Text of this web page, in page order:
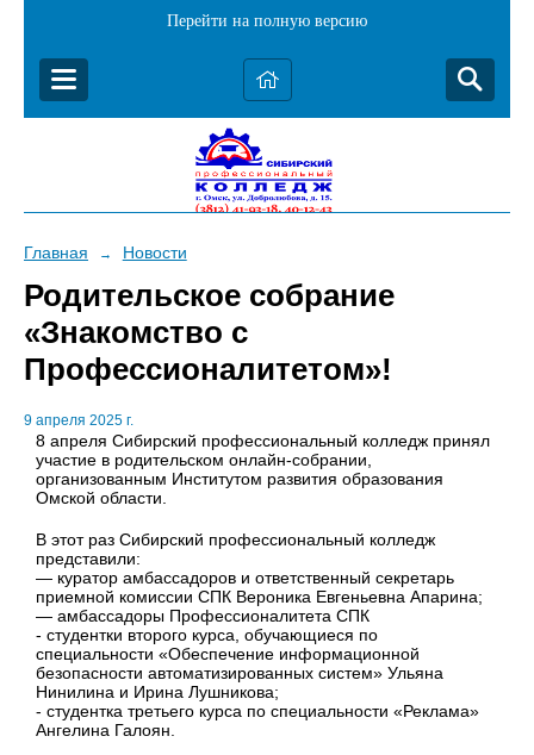
Перейти на полную версию
Главная → Новости
Родительское собрание
«Знакомство с
Профессионалитетом»!
9 апреля 2025 г.
8 апреля Сибирский профессиональный колледж принял
участие в родительском онлайн-собрании,
организованным Институтом развития образования
Омской области.
В этот раз Сибирский профессиональный колледж
представили:
— куратор амбассадоров и ответственный секретарь
приемной комиссии СПК Вероника Евгеньевна Апарина;
— амбассадоры Профессионалитета СПК
- студентки второго курса, обучающиеся по
специальности «Обеспечение информационной
безопасности автоматизированных систем» Ульяна
Нинилина и Ирина Лушникова;
- студентка третьего курса по специальности «Реклама»
Ангелина Галоян.